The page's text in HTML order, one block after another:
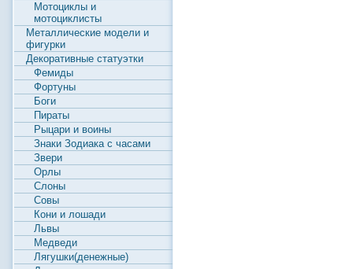
Мотоциклы и
мотоциклисты
Металлические модели и
фигурки
Декоративные статуэтки
Фемиды
Фортуны
Боги
Пираты
Рыцари и воины
Знаки Зодиака с часами
Звери
Орлы
Слоны
Совы
Кони и лошади
Львы
Медведи
Лягушки(денежные)